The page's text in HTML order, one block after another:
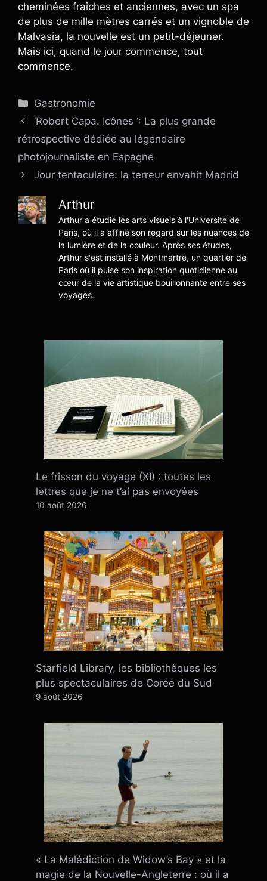
cheminées fraîches et anciennes, avec un spa
de plus de mille mètres carrés et un vignoble de
Malvasia, la nouvelle est un petit-déjeuner.
Mais ici, quand le jour commence, tout
commence.
Catégories
Gastronomie
‘Robert Capa. Icônes ‘: La plus grande
rétrospective dédiée au légendaire
photojournaliste en Espagne
Jour tentaculaire: la terreur envahit Madrid
Arthur
Arthur a étudié les arts visuels à l'Université de
Paris, où il a affiné son regard sur les nuances de
la lumière et de la couleur. Après ses études,
Arthur s'est installé à Montmartre, un quartier de
Paris où il puise son inspiration quotidienne au
cœur de la vie artistique bouillonnante entre ses
voyages.
Le frisson du voyage (XI) : toutes les
lettres que je ne t’ai pas envoyées
10 août 2026
Starfield Library, les bibliothèques les
plus spectaculaires de Corée du Sud
9 août 2026
« La Malédiction de Widow’s Bay » et la
magie de la Nouvelle-Angleterre : où il a